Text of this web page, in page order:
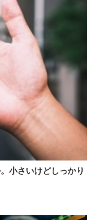
小さいけどしっかり